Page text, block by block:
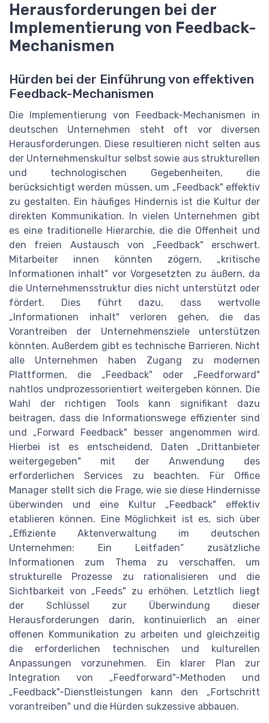
Herausforderungen bei der
Implementierung von Feedback-
Mechanismen
Hürden bei der Einführung von effektiven
Feedback-Mechanismen
Die Implementierung von Feedback-Mechanismen in
deutschen Unternehmen steht oft vor diversen
Herausforderungen. Diese resultieren nicht selten aus
der Unternehmenskultur selbst sowie aus strukturellen
und technologischen Gegebenheiten, die
berücksichtigt werden müssen, um „Feedback" effektiv
zu gestalten. Ein häufiges Hindernis ist die Kultur der
direkten Kommunikation. In vielen Unternehmen gibt
es eine traditionelle Hierarchie, die die Offenheit und
den freien Austausch von „Feedback" erschwert.
Mitarbeiter innen könnten zögern, „kritische
Informationen inhalt" vor Vorgesetzten zu äußern, da
die Unternehmensstruktur dies nicht unterstützt oder
fördert. Dies führt dazu, dass wertvolle
„Informationen inhalt" verloren gehen, die das
Vorantreiben der Unternehmensziele unterstützen
könnten. Außerdem gibt es technische Barrieren. Nicht
alle Unternehmen haben Zugang zu modernen
Plattformen, die „Feedback" oder „Feedforward"
nahtlos undprozessorientiert weitergeben können. Die
Wahl der richtigen Tools kann signifikant dazu
beitragen, dass die Informationswege effizienter sind
und „Forward Feedback" besser angenommen wird.
Hierbei ist es entscheidend, Daten „Drittanbieter
weitergegeben" mit der Anwendung des
erforderlichen Services zu beachten. Für Office
Manager stellt sich die Frage, wie sie diese Hindernisse
überwinden und eine Kultur „Feedback" effektiv
etablieren können. Eine Möglichkeit ist es, sich über
„Effiziente Aktenverwaltung im deutschen
Unternehmen: Ein Leitfaden“ zusätzliche
Informationen zum Thema zu verschaffen, um
strukturelle Prozesse zu rationalisieren und die
Sichtbarkeit von „Feeds" zu erhöhen. Letztlich liegt
der Schlüssel zur Überwindung dieser
Herausforderungen darin, kontinuierlich an einer
offenen Kommunikation zu arbeiten und gleichzeitig
die erforderlichen technischen und kulturellen
Anpassungen vorzunehmen. Ein klarer Plan zur
Integration von „Feedforward"-Methoden und
„Feedback"-Dienstleistungen kann den „Fortschritt
vorantreiben" und die Hürden sukzessive abbauen.